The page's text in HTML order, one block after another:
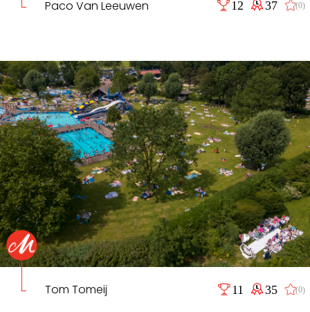
Paco Van Leeuwen 12 37 (0)
Tom Tomeij 11 35 (0)